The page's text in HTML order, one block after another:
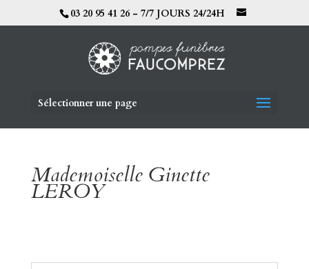
03 20 95 41 26 - 7/7 JOURS 24/24H
Sélectionner une page
Mademoiselle Ginette
LEROY